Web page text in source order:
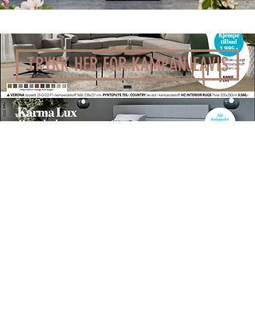
TRYKK HER FOR KAMPANJEAVIS